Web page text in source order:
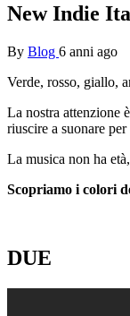
New Indie
By Blog 6 anni ago
Verde, rosso, giallo,
La nostra attenzione
riuscire a suonare
La musica non ha
Scopriamo i colori
DUE